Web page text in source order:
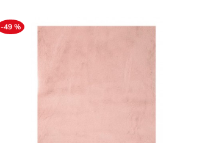
-49 %